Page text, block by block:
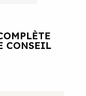
CONSEIL